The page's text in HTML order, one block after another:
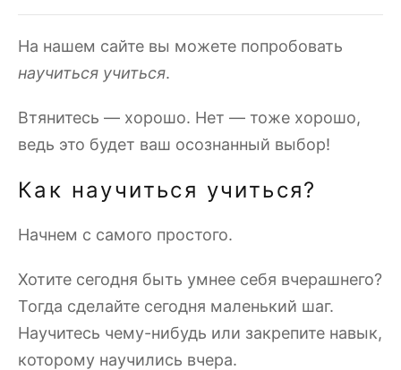
На нашем сайте вы можете попробовать
научиться учиться.
Втянитесь — хорошо. Нет — тоже хорошо,
ведь это будет ваш осознанный выбор!
Как научиться учиться?
Начнем с самого простого.
Хотите сегодня быть умнее себя вчерашнего?
Тогда сделайте сегодня маленький шаг.
Научитесь чему-нибудь или закрепите навык,
которому научились вчера.